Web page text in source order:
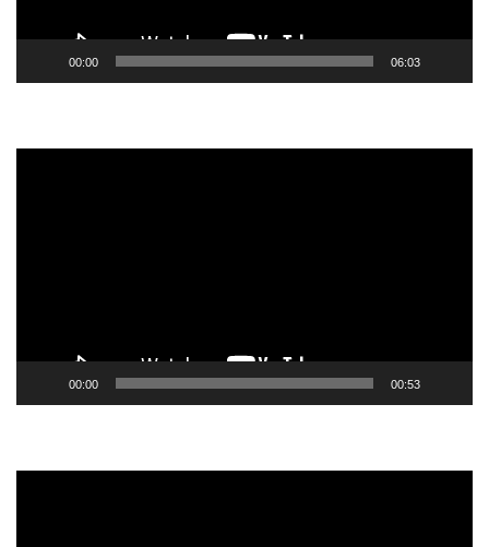
00:00 06:03
00:00 00:53